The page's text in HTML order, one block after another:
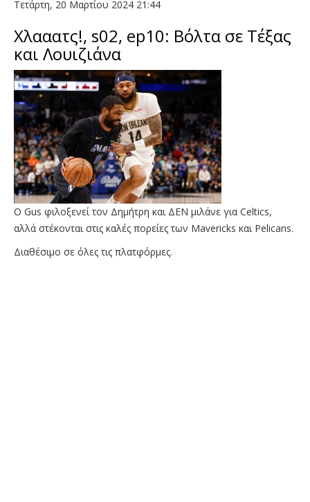
Τετάρτη, 20 Μαρτίου 2024 21:44
Χλααατς!, s02, ep10: Βόλτα σε Τέξας
και Λουιζιάνα
O Gus φιλοξενεί τον Δημήτρη και ΔΕΝ μιλάνε για Celtics,
αλλά στέκονται στις καλές πορείες των Mavericks και Pelicans.
Διαθέσιμο σε όλες τις πλατφόρμες.